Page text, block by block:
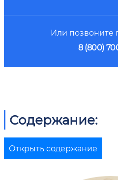
Или позвоните
8 (800)
Содержание:
Открыть содержание